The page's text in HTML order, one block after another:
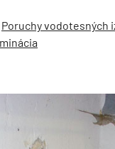
Poruchy vodotesných